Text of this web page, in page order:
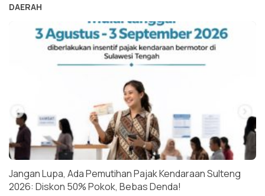
DAERAH
Jangan Lupa, Ada Pemutihan Pajak Kendaraan Sulteng
2026: Diskon 50% Pokok, Bebas Denda!